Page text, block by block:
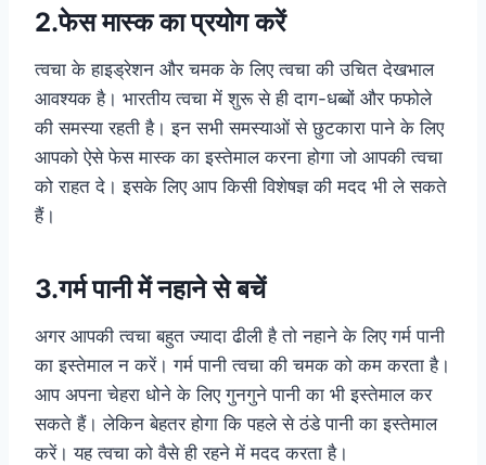
2.फेस मास्क का प्रयोग करें
त्वचा के हाइड्रेशन और चमक के लिए त्वचा की उचित देखभाल
आवश्यक है। भारतीय त्वचा में शुरू से ही दाग-धब्बों और फफोले
की समस्या रहती है। इन सभी समस्याओं से छुटकारा पाने के लिए
आपको ऐसे फेस मास्क का इस्तेमाल करना होगा जो आपकी त्वचा
को राहत दे। इसके लिए आप किसी विशेषज्ञ की मदद भी ले सकते
हैं।
3.गर्म पानी में नहाने से बचें
अगर आपकी त्वचा बहुत ज्यादा ढीली है तो नहाने के लिए गर्म पानी
का इस्तेमाल न करें। गर्म पानी त्वचा की चमक को कम करता है।
आप अपना चेहरा धोने के लिए गुनगुने पानी का भी इस्तेमाल कर
सकते हैं। लेकिन बेहतर होगा कि पहले से ठंडे पानी का इस्तेमाल
करें। यह त्वचा को वैसे ही रहने में मदद करता है।